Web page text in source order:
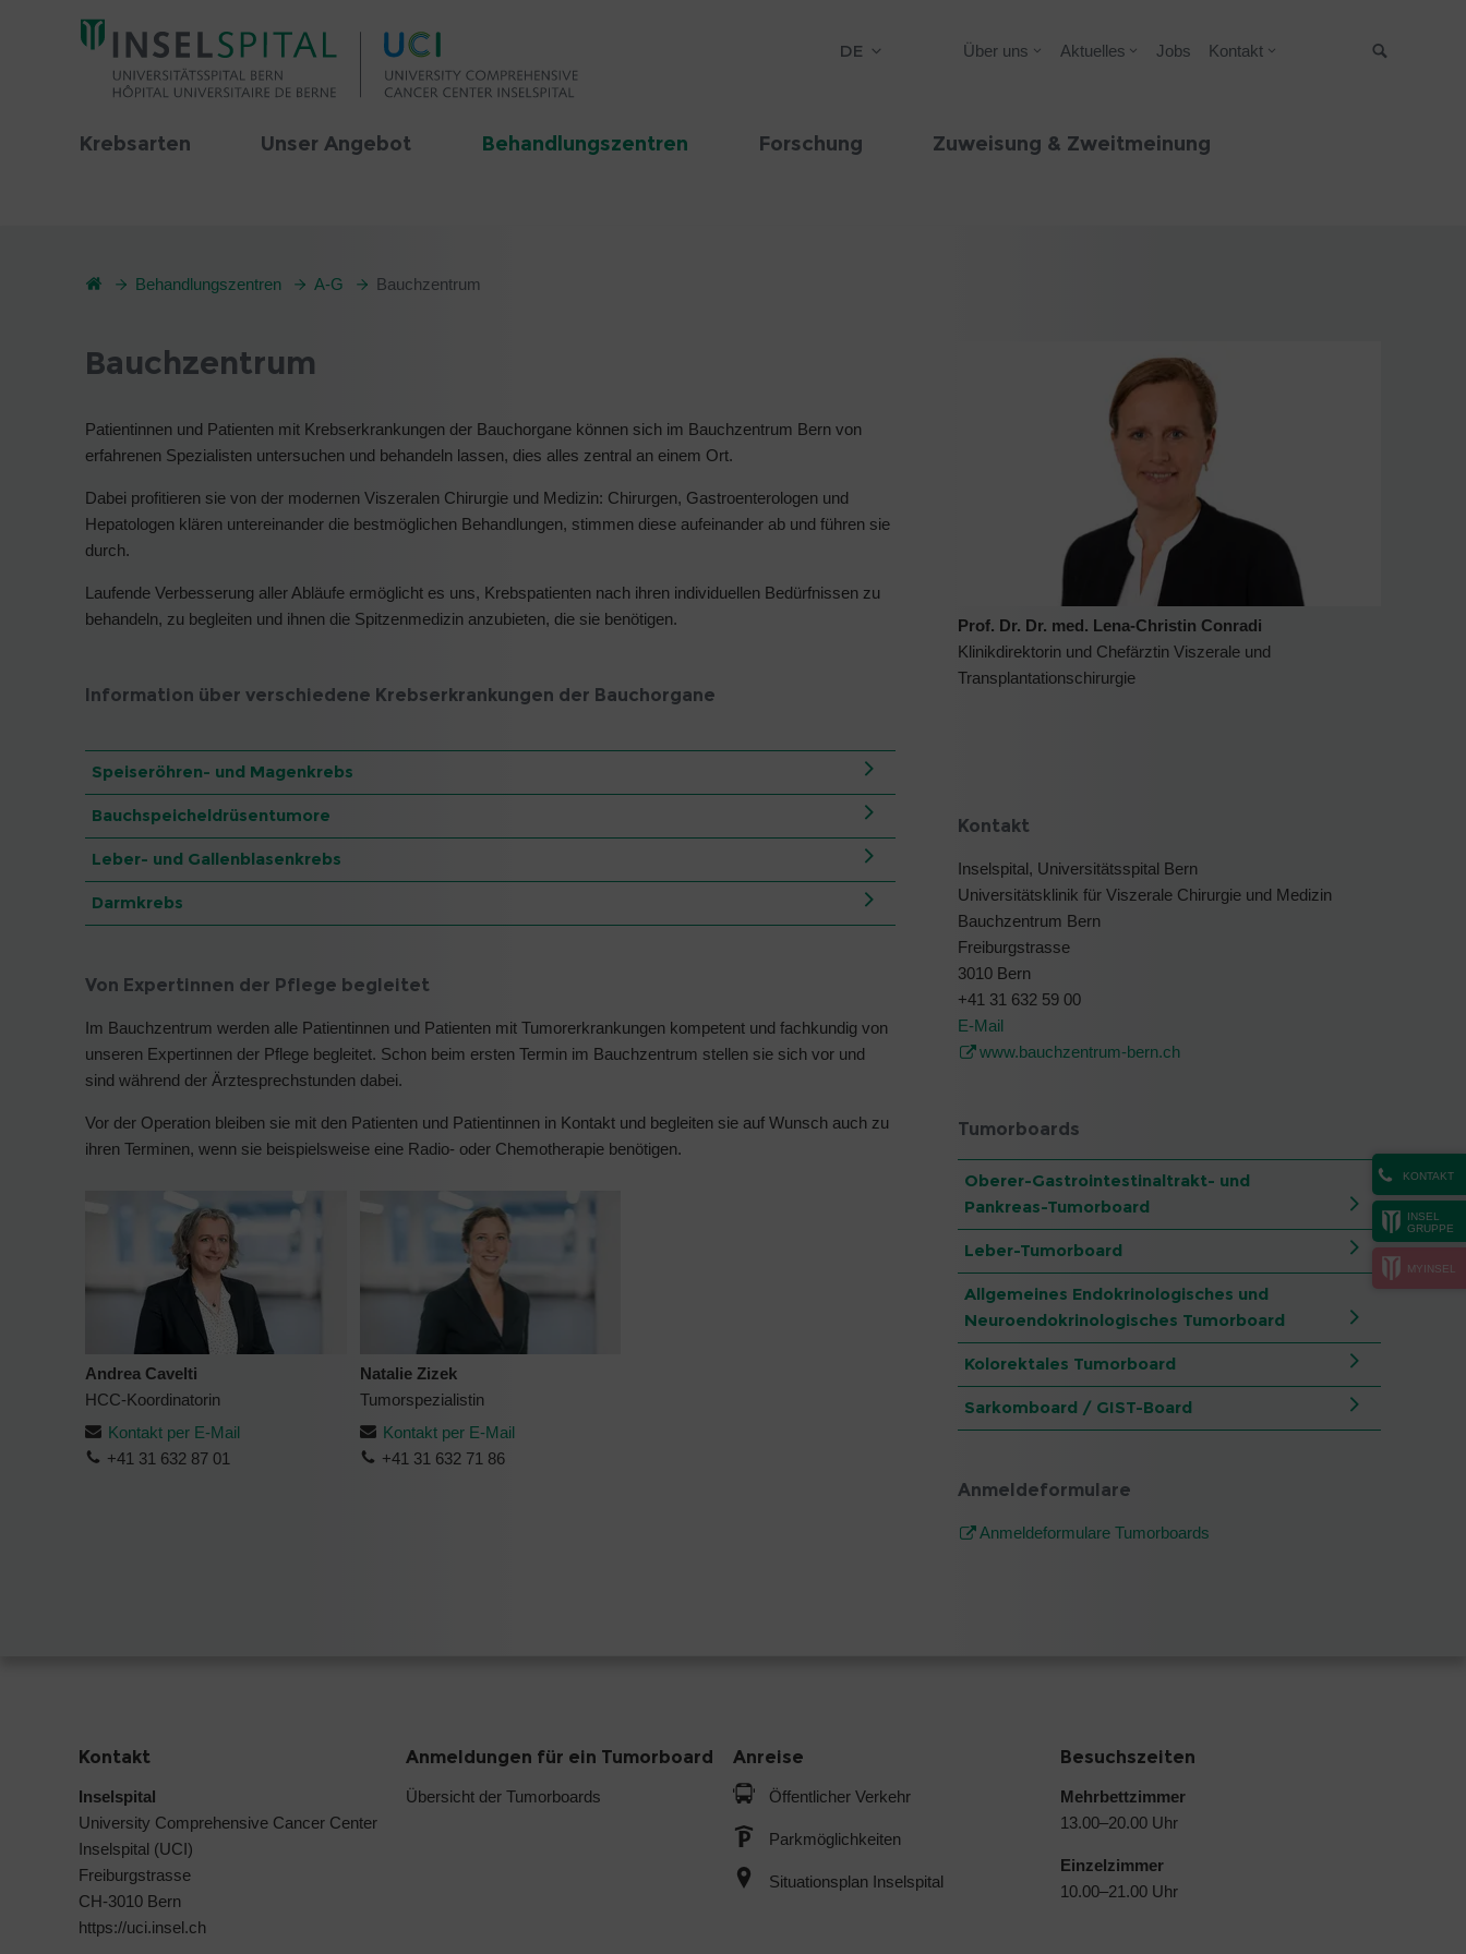
DE Über uns Aktuelles Jobs Kontakt
Krebsarten Unser Angebot Behandlungszentren Forschung Zuweisung & Zweitmeinung
KONTAKT
INSEL
GRUPPE
MYINSEL
Behandlungszentren A-G Bauchzentrum
Bauchzentrum
Patientinnen und Patienten mit Krebserkrankungen der Bauchorgane können sich im Bauchzentrum Bern von
erfahrenen Spezialisten untersuchen und behandeln lassen, dies alles zentral an einem Ort.
Dabei profitieren sie von der modernen Viszeralen Chirurgie und Medizin: Chirurgen, Gastroenterologen und
Hepatologen klären untereinander die bestmöglichen Behandlungen, stimmen diese aufeinander ab und führen sie
durch.
Laufende Verbesserung aller Abläufe ermöglicht es uns, Krebspatienten nach ihren individuellen Bedürfnissen zu
behandeln, zu begleiten und ihnen die Spitzenmedizin anzubieten, die sie benötigen.
Information über verschiedene Krebserkrankungen der Bauchorgane
Speiseröhren- und Magenkrebs
Bauchspeicheldrüsentumore
Leber- und Gallenblasenkrebs
Darmkrebs
Von Expertinnen der Pflege begleitet
Im Bauchzentrum werden alle Patientinnen und Patienten mit Tumorerkrankungen kompetent und fachkundig von
unseren Expertinnen der Pflege begleitet. Schon beim ersten Termin im Bauchzentrum stellen sie sich vor und
sind während der Ärztesprechstunden dabei.
Vor der Operation bleiben sie mit den Patienten und Patientinnen in Kontakt und begleiten sie auf Wunsch auch zu
ihren Terminen, wenn sie beispielsweise eine Radio- oder Chemotherapie benötigen.
Andrea Cavelti
HCC-Koordinatorin
Kontakt per E-Mail
+41 31 632 87 01
Natalie Zizek
Tumorspezialistin
Kontakt per E-Mail
+41 31 632 71 86
Prof. Dr. Dr. med. Lena-Christin Conradi
Klinikdirektorin und Chefärztin Viszerale und
Transplantationschirurgie
Kontakt
Inselspital, Universitätsspital Bern
Universitätsklinik für Viszerale Chirurgie und Medizin
Bauchzentrum Bern
Freiburgstrasse
3010 Bern
+41 31 632 59 00
E-Mail
www.bauchzentrum-bern.ch
Tumorboards
Oberer-Gastrointestinaltrakt- und
Pankreas-Tumorboard
Leber-Tumorboard
Allgemeines Endokrinologisches und
Neuroendokrinologisches Tumorboard
Kolorektales Tumorboard
Sarkomboard / GIST-Board
Anmeldeformulare
Anmeldeformulare Tumorboards
Kontakt
Inselspital
University Comprehensive Cancer Center
Inselspital (UCI)
Freiburgstrasse
CH-3010 Bern
https://uci.insel.ch
Anmeldungen für ein Tumorboard
Übersicht der Tumorboards
Anreise
Öffentlicher Verkehr
Parkmöglichkeiten
Situationsplan Inselspital
Besuchszeiten
Mehrbettzimmer
13.00–20.00 Uhr
Einzelzimmer
10.00–21.00 Uhr